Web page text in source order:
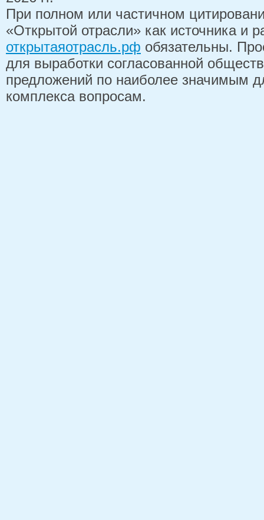
При полном или частичном
«Открытой отрасли» как источника и
открытаяотрасль.рф обязательны.
для выработки согласованной
предложений по наиболее значимым
комплекса вопросам.